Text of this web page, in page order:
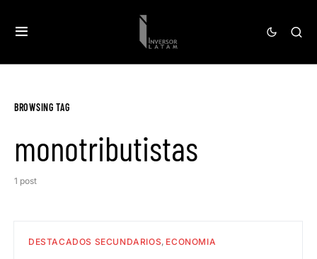
BROWSING TAG
monotributistas
1 post
DESTACADOS SECUNDARIOS ECONOMIA